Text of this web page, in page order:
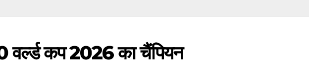
वर्ल्ड कप 2026 का चैंपियन